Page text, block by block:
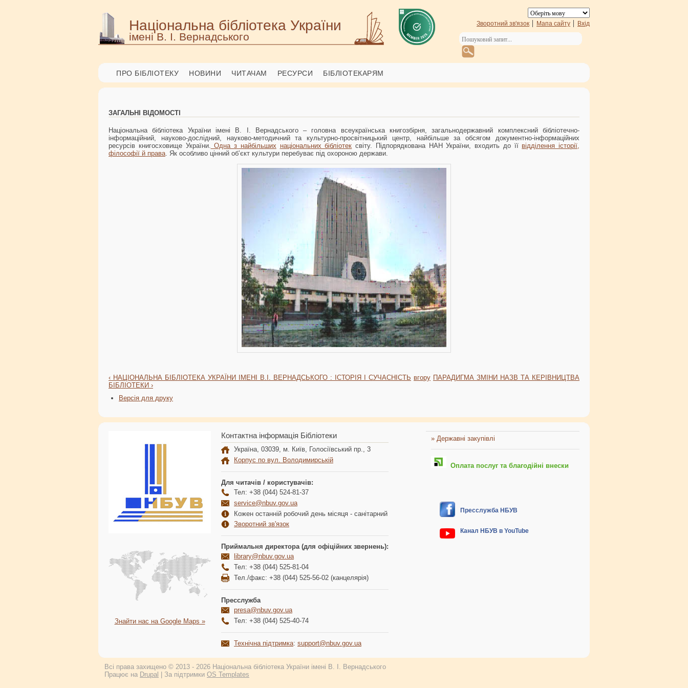
Національна бібліотека України
імені В. І. Вернадського
Зворотний зв'язок Мапа сайту Вхід
ПРО БІБЛІОТЕКУ НОВИНИ ЧИТАЧАМ РЕСУРСИ БІБЛІОТЕКАРЯМ
ЗАГАЛЬНІ ВІДОМОСТІ
Національна бібліотека України імені В. І. Вернадського – головна всеукраїнська книгозбірня, загальнодержавний комплексний бібліотечно-
інформаційний, науково-дослідний, науково-методичний та культурно-просвітницький центр, найбільше за обсягом документно-інформаційних
ресурсів книгосховище України. Одна з найбільших національних бібліотек світу. Підпорядкована НАН України, входить до її відділення історії,
філософії й права. Як особливо цінний об’єкт культури перебуває під охороною держави.
‹ НАЦІОНАЛЬНА БІБЛІОТЕКА УКРАЇНИ ІМЕНІ В.І. ВЕРНАДСЬКОГО : ІСТОРІЯ І СУЧАСНІСТЬ вгору ПАРАДИГМА ЗМІНИ НАЗВ ТА КЕРІВНИЦТВА
БІБЛІОТЕКИ ›
Версія для друку
Знайти нас на Google Maps »
Контактна інформація Бібліотеки
Україна, 03039, м. Київ, Голосіївський пр., 3
Корпус по вул. Володимирській
Для читачів / користувачів:
Тел: +38 (044) 524-81-37
service@nbuv.gov.ua
Кожен останній робочий день місяця - санітарний
Зворотний зв'язок
Приймальня директора (для офіційних звернень):
library@nbuv.gov.ua
Тел: +38 (044) 525-81-04
Тел./факс: +38 (044) 525-56-02 (канцелярія)
Пресслужба
presa@nbuv.gov.ua
Тел: +38 (044) 525-40-74
Технічна підтримка: support@nbuv.gov.ua
» Державні закупівлі
Оплата послуг та благодійні внески
Пресслужба НБУВ
Канал НБУВ в YouTube
Всі права захищено © 2013 - 2026 Національна бібліотека України імені В. І. Вернадського
Працює на Drupal | За підтримки OS Templates